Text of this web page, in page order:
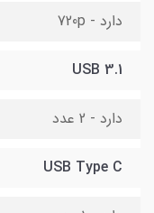
دارد - 720p
USB 3.1
دارد - 2 عدد
USB Type C